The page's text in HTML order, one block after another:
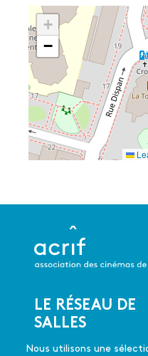
+
−
Nous utilisons une
Menu
pied
LE RÉSEAU DE
SALLES
Les salles du réseau